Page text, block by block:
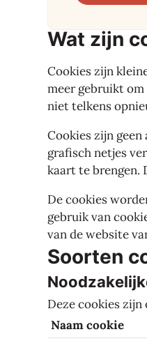
Wat zijn
Cookies zijn
meer gebruikt
niet telkens
Cookies zijn
grafisch netjes
kaart te brengen.
De cookies
gebruik van
van de website
Soorten
Deze cookies
Naam cookie